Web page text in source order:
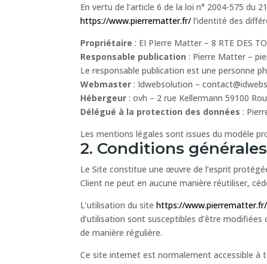
En vertu de l’article 6 de la loi n° 2004-575 du
https://www.pierrematter.fr/ l’identité des
Propriétaire : EI PIerre Matter – 8 RTE DES
Responsable publication : Pierre Matter –
Le responsable publication est une personne
Webmaster : Idwebsolution –
Hébergeur : ovh – 2 rue Kellermann 59100
Délégué à la protection des données :
Les mentions légales sont issues du modèle
2. Conditions
Le Site constitue une œuvre de l’esprit
Client ne peut en aucune manière réutiliser,
L’utilisation du sitehttps://www.pierrematter.fr/
d’utilisation sont susceptibles d’être
de manière régulière.
Ce site internet est normalement accessible